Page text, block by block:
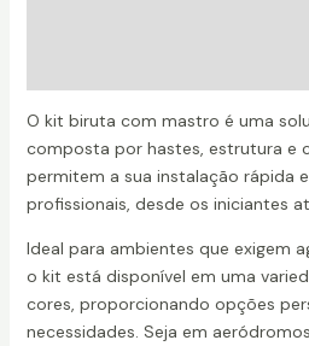
O kit biruta com mastro é uma
composta por hastes, estrutura e
permitem a sua instalação rápida
profissionais, desde os iniciantes
Ideal para ambientes que exigem
o kit está disponível em uma
cores, proporcionando opções
necessidades. Seja em